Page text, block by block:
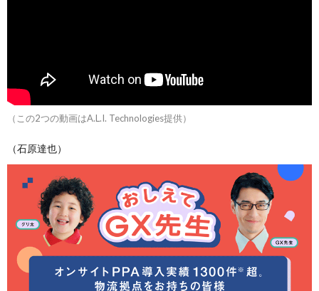
（この2つの動画はA.L.I. Technologies提供）
（石原達也）